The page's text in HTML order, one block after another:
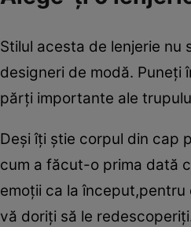
Stilul acesta de lenjerie nu
designeri de modă. Puneţi
părţi importante ale
Deşi îţi ştie corpul din cap
cum a făcut-o prima dată
emoţii ca la
vă doriţi să le